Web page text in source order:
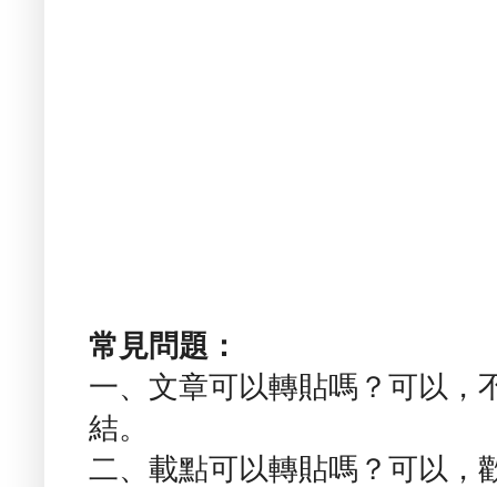
常見問題：
一、文章可以轉貼嗎？可以，
結。
二、載點可以轉貼嗎？可以，